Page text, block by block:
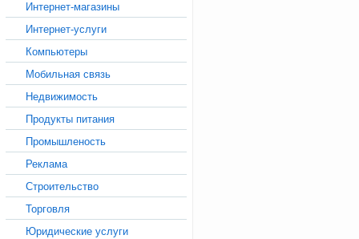
Интернет-магазины
Интернет-услуги
Компьютеры
Мобильная связь
Недвижимость
Продукты питания
Промышленость
Реклама
Строительство
Торговля
Юридические услуги